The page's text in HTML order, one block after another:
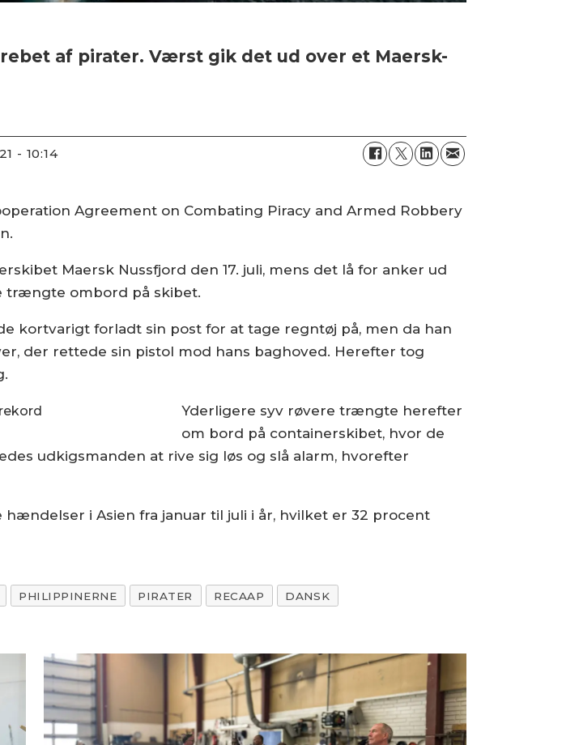
af pirater. Værst gik det ud over et Maersk-
- 10:14
Agreement on Combating Piracy and Armed Robbery
Maersk Nussfjord den 17. juli, mens det lå for anker ud
trængte ombord på skibet.
kortvarigt forladt sin post for at tage regntøj på, men da han
der rettede sin pistol mod hans baghoved. Herefter tog
Yderligere syv røvere trængte herefter
om bord på containerskibet, hvor de
udkigsmanden at rive sig løs og slå alarm, hvorefter
i Asien fra januar til juli i år, hvilket er 32 procent
PHILIPPINERNE PIRATER RECAAP DANSK